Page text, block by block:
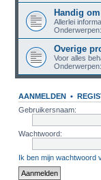
Handig
Allerlei
Onderwerpen:
Overige
Voor alles
Onderwerpen:
AANMELDEN•
Gebruikersnaam:
Wachtwoord:
Ik ben mijn wachtwoord